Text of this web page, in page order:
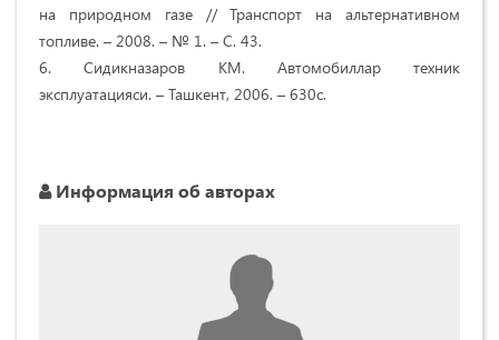
на природном газе // Транспорт на альтернативном
топливе. – 2008. – № 1. – С. 43.
6. Сидикназаров КМ. Автомобиллар техник
эксплуатацияси. – Ташкент, 2006. – 630с.
Информация об авторах